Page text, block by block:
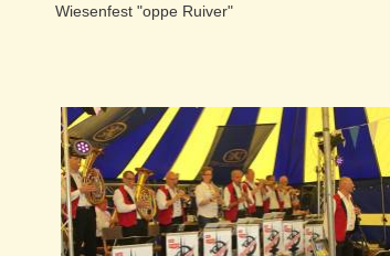
Wiesenfest "oppe Ruiver"